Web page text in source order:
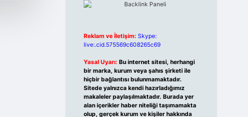
Reklam ve İletişim: Skype:
live:.cid.575569c608265c69
Yasal Uyarı: Bu internet sitesi, herhangi
bir marka, kurum veya şahıs şirketi ile
hiçbir bağlantısı bulunmamaktadır.
Sitede yalnızca kendi hazırladığımız
makaleler paylaşılmaktadır. Burada yer
alan içerikler haber niteliği taşımamakta
olup, gerçek kurum ve kişiler hakkında